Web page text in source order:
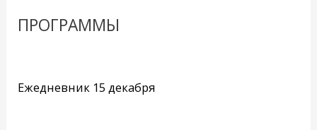
ПРОГРАММЫ
Ежедневник 15 декабря